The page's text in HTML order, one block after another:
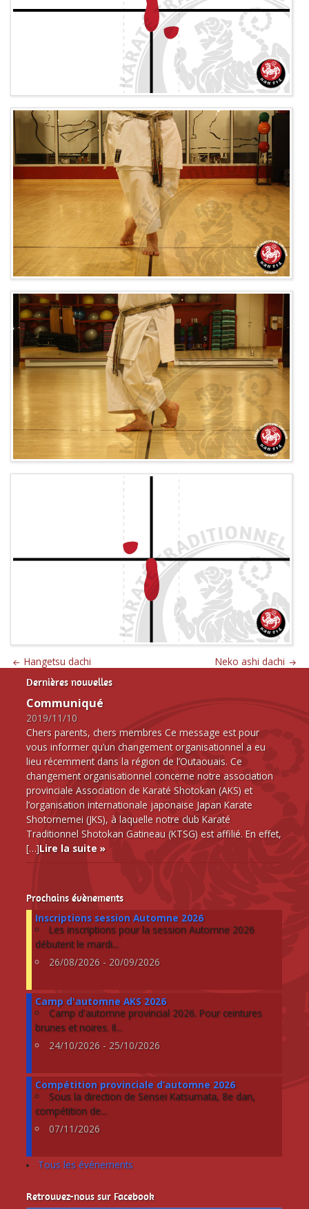
Hangetsu dachi Neko ashi dachi
Dernières nouvelles
Communiqué
2019/11/10
Chers parents, chers membres Ce message est pour
vous informer qu’un changement organisationnel a eu
lieu récemment dans la région de l’Outaouais. Ce
changement organisationnel concerne notre association
provinciale Association de Karaté Shotokan (AKS) et
l’organisation internationale japonaise Japan Karate
Shotornemei (JKS), à laquelle notre club Karaté
Traditionnel Shotokan Gatineau (KTSG) est affilié. En effet,
[…]Lire la suite »
Prochains évènements
Inscriptions session Automne 2026
Les inscriptions pour la session Automne 2026
débutent le mardi...
26/08/2026 - 20/09/2026
Camp d'automne AKS 2026
Camp d'automne provincial 2026. Pour ceintures
brunes et noires. Il...
24/10/2026 - 25/10/2026
Compétition provinciale d’automne 2026
Sous la direction de Sensei Katsumata, 8e dan,
compétition de...
07/11/2026
Tous les événements
Retrouvez-nous sur Facebook